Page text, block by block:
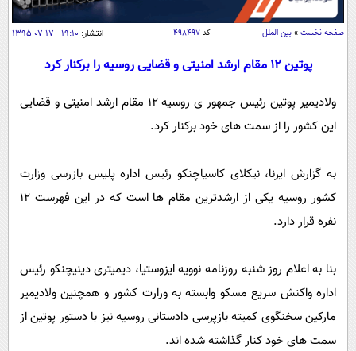
اقتصاد
اقتصادی
جامعه
یک برش دانایی
محیط زیست
بین الملل
علم و دانش
فناوری و It
قرآن
باشگاه مغز
اقتصاد
سیاست
عصر ایران 2
خواندنی ها و دیدنی ها
آموزش زبان
صفحه نخست » بین الملل کد ۴۹۸۴۹۷ انتشار: ۱۹:۱۰ - ۱۷-۰۷-۱۳۹۵
پوتین 12 مقام ارشد امنیتی و قضایی روسیه را برکنار کرد
ولادیمیر پوتین رئیس جمهور ی روسیه 12 مقام ارشد امنیتی و قضایی
این کشور را از سمت های خود برکنار کرد.
به گزارش ایرنا، نیکلای کاسیاچنکو رئیس اداره پلیس بازرسی وزارت
کشور روسیه یکی از ارشدترین مقام ها است که در این فهرست 12
نفره قرار دارد.
بنا به اعلام روز شنبه روزنامه نوویه ایزوستیا، دیمیتری دینیچنکو رئیس
اداره واکنش سریع مسکو وابسته به وزارت کشور و همچنین ولادیمیر
مارکین سخنگوی کمیته بازپرسی دادستانی روسیه نیز با دستور پوتین از
سمت های خود کنار گذاشته شده اند.